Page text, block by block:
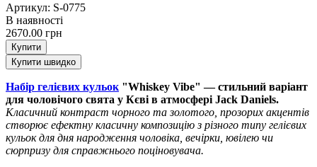
Артикул: S-0775
В наявності
2670.00 грн
Купити
Купити швидко
Набір гелієвих кульок "Whiskey Vibe" — стильний варіант
для чоловічого свята у Кєві в атмосфері Jack Daniels.
Класичний контраст чорного та золотого, прозорих акцентів
створює ефектну класичну композицію з різного типу гелієвих
кульок для дня народження чоловіка, вечірки, ювілею чи
сюрпризу для справжнього поціновувача.